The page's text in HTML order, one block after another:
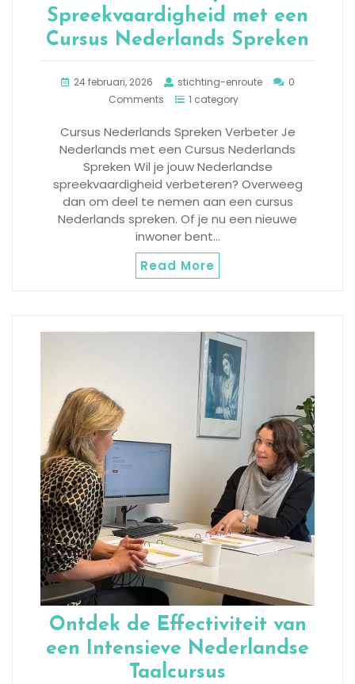
Spreekvaardigheid met een
Cursus Nederlands Spreken
24 februari, 2026 stichting-enroute
0
Comments
1 category
Cursus Nederlands Spreken Verbeter Je
Nederlands met een Cursus Nederlands
Spreken Wil je jouw Nederlandse
spreekvaardigheid verbeteren? Overweeg
dan om deel te nemen aan een cursus
Nederlands spreken. Of je nu een nieuwe
inwoner bent…
Read More
Ontdek de Effectiviteit van
een Intensieve Nederlandse
Taalcursus